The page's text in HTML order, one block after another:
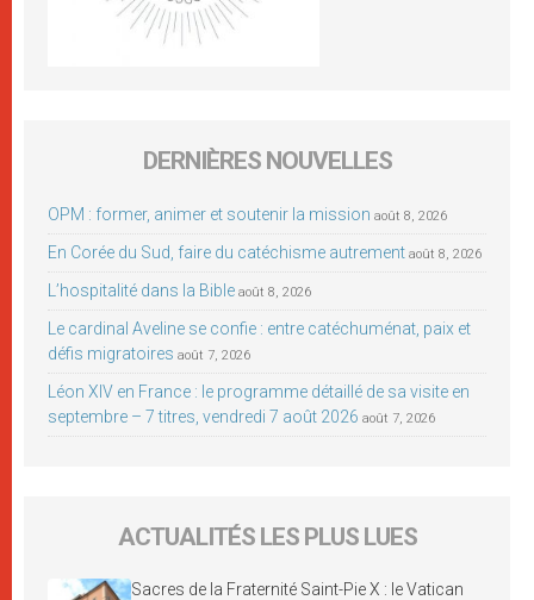
DERNIÈRES NOUVELLES
OPM : former, animer et soutenir la mission août 8, 2026
En Corée du Sud, faire du catéchisme autrement août 8, 2026
L’hospitalité dans la Bible août 8, 2026
Le cardinal Aveline se confie : entre catéchuménat, paix et
défis migratoires août 7, 2026
Léon XIV en France : le programme détaillé de sa visite en
septembre – 7 titres, vendredi 7 août 2026 août 7, 2026
ACTUALITÉS LES PLUS LUES
Sacres de la Fraternité Saint-Pie X : le Vatican